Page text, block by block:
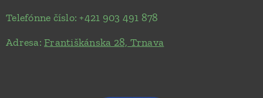
Telefónne číslo: +421 903 491 878
Adresa:Františkánska 28, Trnava